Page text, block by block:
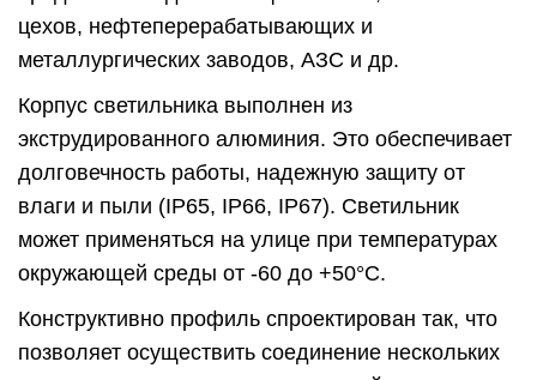
цехов, нефтеперерабатывающих и
металлургических заводов, АЗС и др.
Корпус светильника выполнен из
экструдированного алюминия. Это обеспечивает
долговечность работы, надежную защиту от
влаги и пыли (IP65, IP66, IP67). Светильник
может применяться на улице при температурах
окружающей среды от -60 до +50°C.
Конструктивно профиль спроектирован так, что
позволяет осуществить соединение нескольких